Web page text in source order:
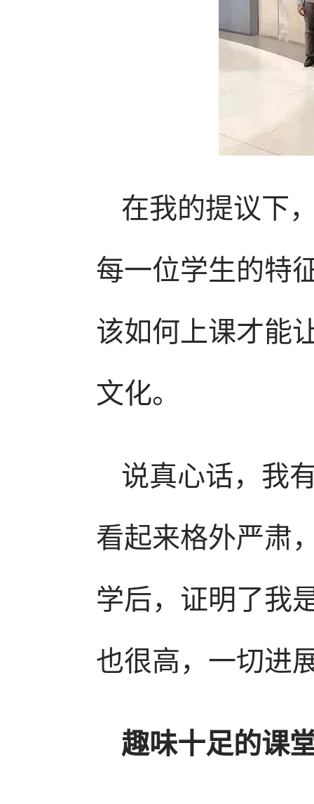
在我的提议下
每一位学生的特
该如何上课才能
文化。
说真心话，我
看起来格外严肃
学后，证明了我
也很高，一切进
趣味十足的课